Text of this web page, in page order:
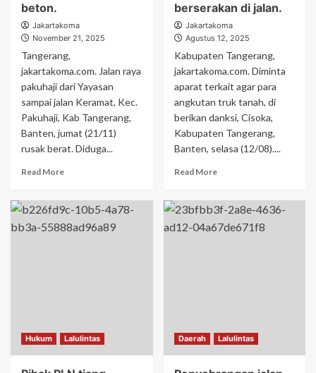
beton.
Jakartakoma
November 21, 2025
Tangerang,
jakartakoma.com. Jalan raya
pakuhaji dari Yayasan
sampai jalan Keramat, Kec.
Pakuhaji, Kab Tangerang,
Banten, jumat (21/11)
rusak berat. Diduga...
Read More
berserakan di jalan.
Jakartakoma
Agustus 12, 2025
Kabupaten Tangerang,
jakartakoma.com. Diminta
aparat terkait agar para
angkutan truk tanah, di
berikan danksi, Cisoka,
Kabupaten Tangerang,
Banten, selasa (12/08)....
Read More
Hukum Lalulintas Daerah Lalulintas